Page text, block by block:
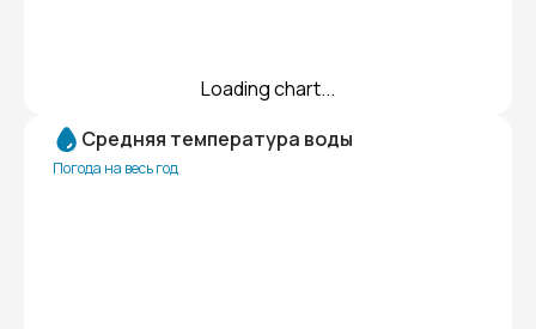
Loading chart...
Средняя температура воды
Погода на весь год